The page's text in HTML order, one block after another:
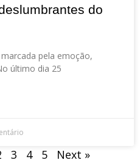
do
pela emoção,
último dia 25
3 4 5 Next »